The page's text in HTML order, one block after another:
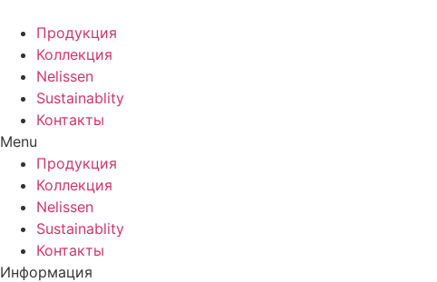
содержимому
Продукция
Коллекция
Nelissen
Sustainablity
Контакты
Menu
Продукция
Коллекция
Nelissen
Sustainablity
Контакты
Информация